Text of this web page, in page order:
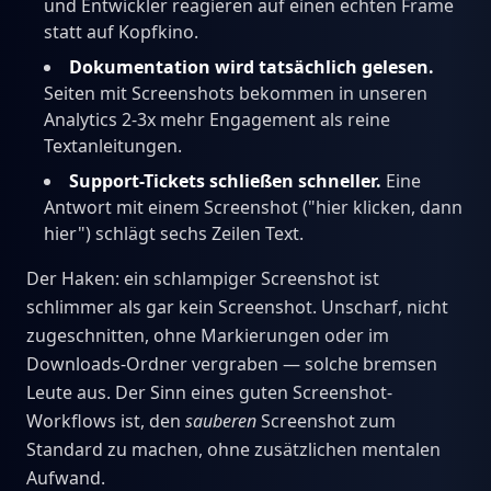
und Entwickler reagieren auf einen echten Frame
statt auf Kopfkino.
Dokumentation wird tatsächlich gelesen.
Seiten mit Screenshots bekommen in unseren
Analytics 2-3x mehr Engagement als reine
Textanleitungen.
Support-Tickets schließen schneller. Eine
Antwort mit einem Screenshot ("hier klicken, dann
hier") schlägt sechs Zeilen Text.
Der Haken: ein schlampiger Screenshot ist
schlimmer als gar kein Screenshot. Unscharf, nicht
zugeschnitten, ohne Markierungen oder im
Downloads-Ordner vergraben — solche bremsen
Leute aus. Der Sinn eines guten Screenshot-
Workflows ist, den sauberenScreenshot zum
Standard zu machen, ohne zusätzlichen mentalen
Aufwand.